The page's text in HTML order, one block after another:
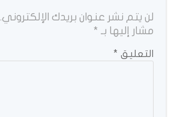
لن يتم نشر عنوان بريدك الإلكتروني.
مشار إليها بـ *
التعليق *